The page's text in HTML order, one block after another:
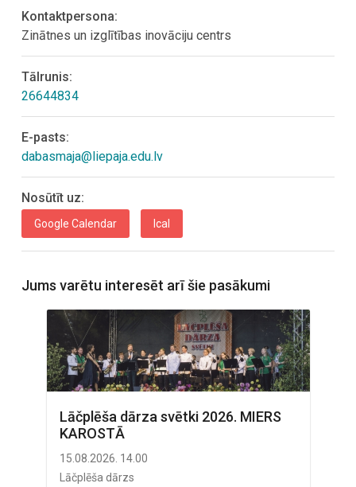
Kontaktpersona:
Zinātnes un izglītības inovāciju centrs
Tālrunis:
26644834
E-pasts:
dabasmaja@liepaja.edu.lv
Nosūtīt uz:
Google Calendar Ical
Jums varētu interesēt arī šie pasākumi
Lāčplēša dārza svētki 2026. MIERS
KAROSTĀ
15.08.2026. 14.00
Lāčplēša dārzs